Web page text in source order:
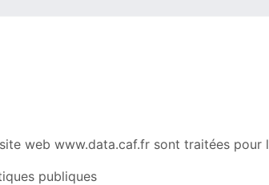
web www.data.caf.fr sont traitées pour
publiques